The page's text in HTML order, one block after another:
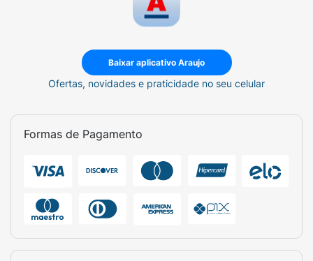
Baixar aplicativo Araujo
Ofertas, novidades e praticidade no seu celular
Formas de Pagamento